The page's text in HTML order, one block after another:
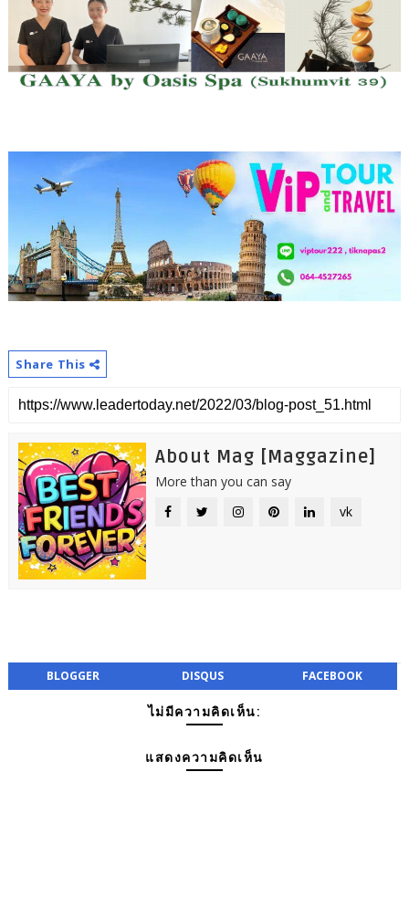
Share This
About Mag [Maggazine]
More than you can say
vk
BLOGGER DISQUS FACEBOOK
ไม่มีความคิดเห็น:
แสดงความคิดเห็น